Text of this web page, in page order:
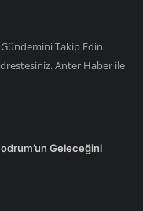
Takip Edin
Anter Haber ile
Geleceğini